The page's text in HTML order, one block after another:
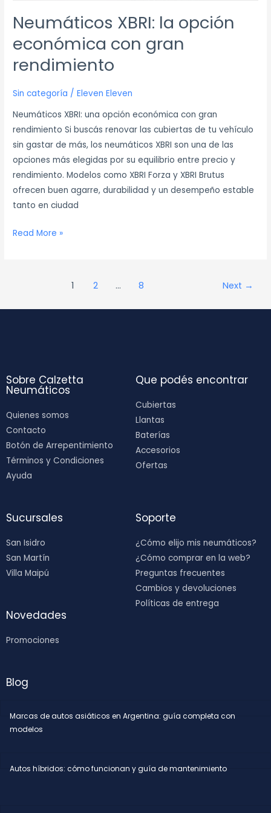
Neumáticos XBRI: la opción
económica con gran
rendimiento
Sin categoría /Eleven Eleven
Neumáticos XBRI: una opción económica con gran
rendimiento Si buscás renovar las cubiertas de tu vehículo
sin gastar de más, los neumáticos XBRI son una de las
opciones más elegidas por su equilibrio entre precio y
rendimiento. Modelos como XBRI Forza y XBRI Brutus
ofrecen buen agarre, durabilidad y un desempeño estable
tanto en ciudad
Read More »
1 2 … 8 Next →
Sobre Calzetta
Neumáticos
Quienes somos
Contacto
Botón de Arrepentimiento
Términos y Condiciones
Ayuda
Que podés encontrar
Cubiertas
Llantas
Baterías
Accesorios
Ofertas
Sucursales
San Isidro
San Martín
Villa Maipú
Novedades
Promociones
Soporte
¿Cómo elijo mis neumáticos?
¿Cómo comprar en la web?
Preguntas frecuentes
Cambios y devoluciones
Políticas de entrega
Blog
Marcas de autos asiáticos en Argentina: guía completa con
modelos
Autos híbridos: cómo funcionan y guía de mantenimiento